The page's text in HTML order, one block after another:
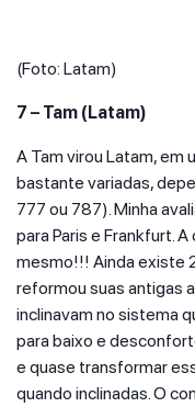
(Foto: Latam)
7 – Tam (Latam)
A Tam virou Latam, em
bastante variadas,
777 ou 787). Minha
para Paris e Frankfurt.
mesmo!!! Ainda existe
reformou suas antigas
inclinavam no sistema
para baixo e
e quase transformar
quando inclinadas. O